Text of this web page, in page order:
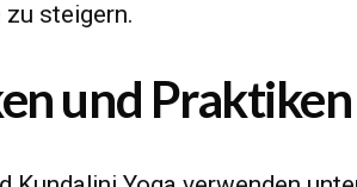
zu steigern.
und Praktiken